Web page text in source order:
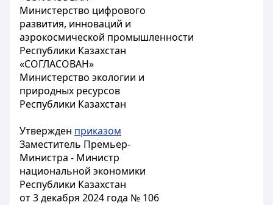
Министерство цифрового
развития, инноваций и
аэрокосмической промышленности
Республики Казахстан
«СОГЛАСОВАН»
Министерство экологии и
природных ресурсов
Республики Казахстан
Утвержден приказом
Заместитель Премьер-
Министра - Министр
национальной экономики
Республики Казахстан
от 3 декабря 2024 года № 106